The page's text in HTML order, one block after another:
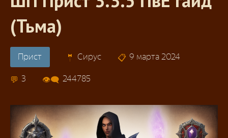
(Тьма)
Прист Сирус 9 марта 2024
3 244785